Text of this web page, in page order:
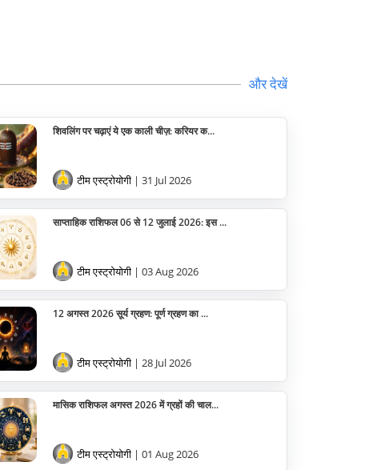
और देखें
शिवलिंग पर चढ़ाएं ये एक काली चीज़: करियर क...
टीम एस्ट्रोयोगी | 31 Jul 2026
साप्ताहिक राशिफल 06 से 12 जुलाई 2026: इस ...
टीम एस्ट्रोयोगी | 03 Aug 2026
12 अगस्त 2026 सूर्य ग्रहण: पूर्ण ग्रहण का ...
टीम एस्ट्रोयोगी | 28 Jul 2026
मासिक राशिफल अगस्त 2026 में ग्रहों की चाल...
टीम एस्ट्रोयोगी | 01 Aug 2026